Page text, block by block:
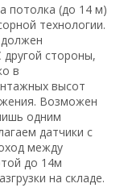
потолка (до 14 м)
технологии.
стороны,
в
высот
Возможен
одним
датчики с
между
до 14м
на складе.